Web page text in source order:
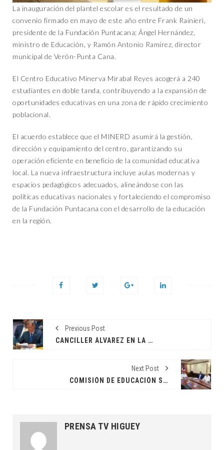
La inauguración del plantel escolar es el resultado de un
convenio firmado en mayo de este año entre Frank Rainieri,
presidente de la Fundación Puntacana; Ángel Hernández,
ministro de Educación, y Ramón Antonio Ramírez, director
municipal de Verón-Punta Cana.
El Centro Educativo Minerva Mirabal Reyes acogerá a 240
estudiantes en doble tanda, contribuyendo a la expansión de
oportunidades educativas en una zona de rápido crecimiento
poblacional.
El acuerdo establece que el MINERD asumirá la gestión,
dirección y equipamiento del centro, garantizando su
operación eficiente en beneficio de la comunidad educativa
local. La nueva infraestructura incluye aulas modernas y
espacios pedagógicos adecuados, alineándose con las
políticas educativas nacionales y fortaleciendo el compromiso
de la Fundación Puntacana con el desarrollo de la educación
en la región.
Previous Post
CANCILLER ÁLVAREZ EN LA ONU: “DETENER LAS REPATRIACIONES ES EQUIVALENTE A DECLARAR UNA FRONTERA ABIERTA
Next Post
COMISIÓN DE EDUCACIÓN SUPERIOR FAVORECE RESOLUCIÓN SOLICITA EXTENSIÓN DEL ITLA EN LA PROVINCIA LA ALTAGRACIA
PRENSA TV HIGUEY